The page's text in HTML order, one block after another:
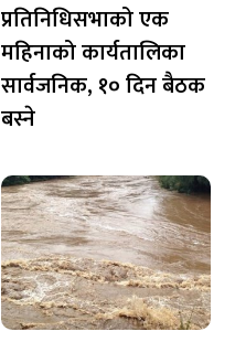
प्रतिनिधिसभाको एक
महिनाको कार्यतालिका
सार्वजनिक, १० दिन बैठक
बस्ने